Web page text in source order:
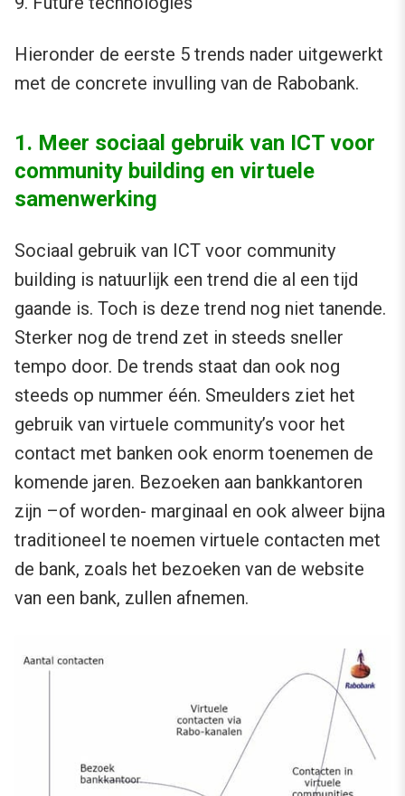
Hieronder de eerste 5 trends nader uitgewerkt
met de concrete invulling van de Rabobank.
1. Meer sociaal gebruik van ICT voor
community building en virtuele
samenwerking
Sociaal gebruik van ICT voor community
building is natuurlijk een trend die al een tijd
gaande is. Toch is deze trend nog niet tanende.
Sterker nog de trend zet in steeds sneller
tempo door. De trends staat dan ook nog
steeds op nummer één. Smeulders ziet het
gebruik van virtuele community’s voor het
contact met banken ook enorm toenemen de
komende jaren. Bezoeken aan bankkantoren
zijn –of worden- marginaal en ook alweer bijna
traditioneel te noemen virtuele contacten met
de bank, zoals het bezoeken van de website
van een bank, zullen afnemen.